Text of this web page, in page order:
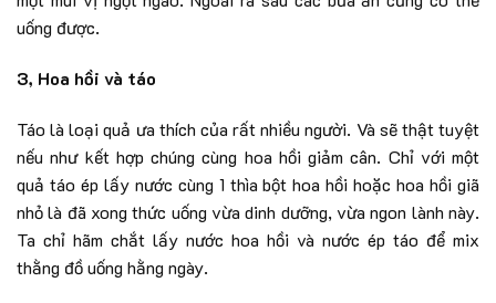
uống được.
3, Hoa hồi và táo
Táo là loại quả ưa thích của rất nhiều người. Và sẽ thật tuyệt
nếu như kết hợp chúng cùng hoa hồi giảm cân. Chỉ với một
quả táo ép lấy nước cùng 1 thìa bột hoa hồi hoặc hoa hồi giã
nhỏ là đã xong thức uống vừa dinh dưỡng, vừa ngon lành này.
Ta chỉ hãm chắt lấy nước hoa hồi và nước ép táo để mix
thằng đồ uống hằng ngày.